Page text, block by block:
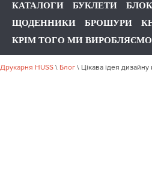
КАТАЛОГИ БУКЛЕТИ
ЩОДЕННИКИ
БРОШУРИ
КРІМ ТОГО МИ ВИРОБЛЯЄМО
Друкарня HUSS \ Блог \ Цікава ідея дизайну